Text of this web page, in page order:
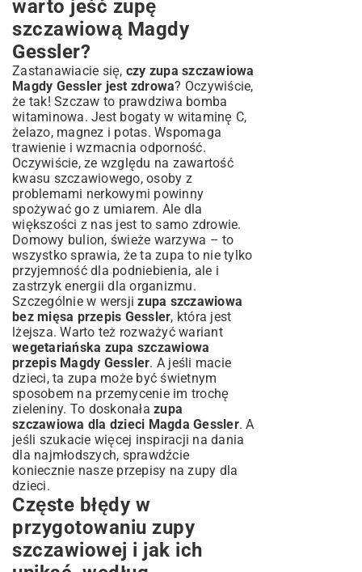
warto jeść zupę
szczawiową Magdy
Gessler?
Zastanawiacie się, czy zupa szczawiowa
Magdy Gessler jest zdrowa? Oczywiście,
że tak! Szczaw to prawdziwa bomba
witaminowa. Jest bogaty w witaminę C,
żelazo, magnez i potas. Wspomaga
trawienie i wzmacnia odporność.
Oczywiście, ze względu na zawartość
kwasu szczawiowego, osoby z
problemami nerkowymi powinny
spożywać go z umiarem. Ale dla
większości z nas jest to samo zdrowie.
Domowy bulion, świeże warzywa – to
wszystko sprawia, że ta zupa to nie tylko
przyjemność dla podniebienia, ale i
zastrzyk energii dla organizmu.
Szczególnie w wersjizupa szczawiowa
bez mięsa przepis Gessler, która jest
lżejsza. Warto też rozważyć wariant
wegetariańska zupa szczawiowa
przepis Magdy Gessler. A jeśli macie
dzieci, ta zupa może być świetnym
sposobem na przemycenie im trochę
zieleniny. To doskonała zupa
szczawiowa dla dzieci Magda Gessler. A
jeśli szukacie więcej inspiracji na dania
dla najmłodszych, sprawdźcie
koniecznie nasze przepisy na zupy dla
dzieci.
Częste błędy w
przygotowaniu zupy
szczawiowej i jak ich